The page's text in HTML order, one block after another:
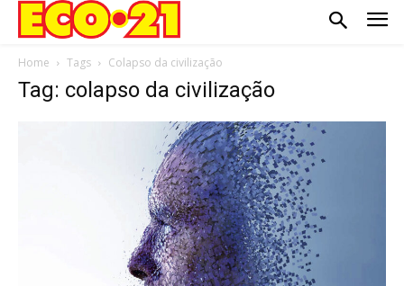
Home Tags Colapso da civilização
Tag: colapso da civilização